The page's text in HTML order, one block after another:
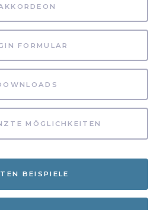
FORMULAR
MÖGLICHKEITEN
BEISPIELE